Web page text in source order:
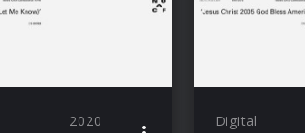
2020 Digital